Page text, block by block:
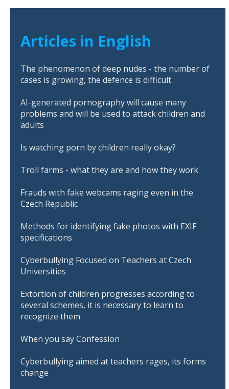
Articles in English
The phenomenon of deep nudes - the number of
cases is growing, the defence is difficult
AI-generated pornography will cause many
problems and will be used to attack children and
adults
Is watching porn by children really okay?
Troll farms - what they are and how they work
Frauds with fake webcams raging even in the
Czech Republic
Methods for identifying fake photos with EXIF
specifications
Cyberbullying Focused on Teachers at Czech
Universities
Extortion of children progresses according to
several schemes, it is necessary to learn to
recognize them
When you say Confession
Cyberbullying aimed at teachers rages, its forms
change